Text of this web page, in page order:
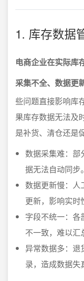
1. 库存数据
电商企业在实际库
采集不全、数据更
些问题直接影响库
果库存数据无法及
是补货、清仓还是
数据采集难：部
据无法自动同步。
数据更新慢：人
更新，影响实时
字段不统一：各
不一致，难以汇
异常数据多：退
录，造成数据失